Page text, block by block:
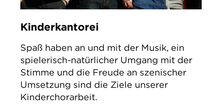
Kinderkantorei
Spaß haben an und mit der Musik, ein
spielerisch-natürlicher Umgang mit der
Stimme und die Freude an szenischer
Umsetzung sind die Ziele unserer
Kinderchorarbeit.